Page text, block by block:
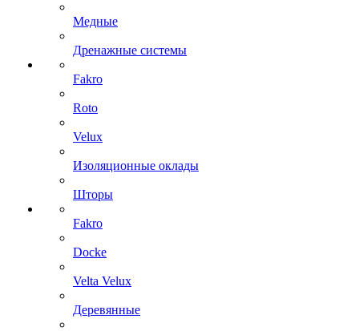
Медные
Дренажные системы
Fakro
Roto
Velux
Изоляционные оклады
Шторы
Fakro
Docke
Velta Velux
Деревянные